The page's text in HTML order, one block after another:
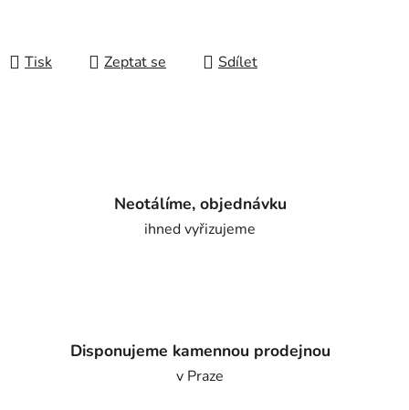
Tisk Zeptat se Sdílet
Neotálíme, objednávku
ihned vyřizujeme
Disponujeme kamennou prodejnou
v Praze